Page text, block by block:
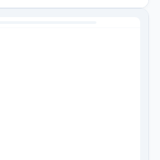
công việc đến cuộc sống